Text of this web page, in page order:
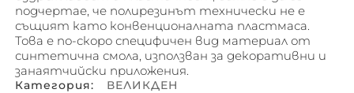
подчертае, че полирезинът технически не е
същият като конвенционалната пластмаса.
Това е по-скоро специфичен вид материал от
синтетична смола, използван за декоративни и
занаятчийски приложения.
Категория: ВЕЛИКДЕН